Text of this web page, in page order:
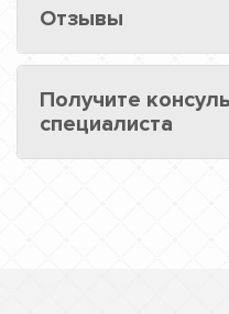
Отзывы
Получите
специалиста